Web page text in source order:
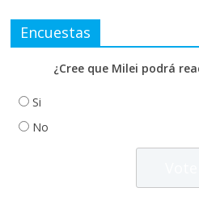
Encuestas
¿Cree que Milei podrá
Si
No